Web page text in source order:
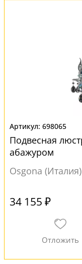
698065
Подвесная
абажуром
Osgona (Италия)
34 155 ₽